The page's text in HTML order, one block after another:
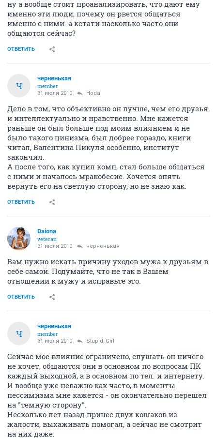
ну а вообще стоит проанализировать, что дают ему
именно эти люди, почему он рвется общаться
именно с ними. а кстати насколько часто они
общаются сейчас?
ОТВЕТИТЬ
Ч
черненькая
member
31 июля 2010 Hoda
Дело в том, что объективно он лучше, чем его друзья,
и интеллектуально и нравственно. Мне кажется
раньше он был больше под моим влиянием и не
было такого цинизма, был добрее гораздо, книги
читал, Валентина Пикуля особенно, институт
закончил.
А после того, как купил комп, стал больше общаться
с ними и началось мракобесие. Хочется опять
вернуть его на светлую сторону, но не знаю как.
ОТВЕТИТЬ
Daiona
veteran
31 июля 2010 черненькая
Вам нужно искать причину уходов мужа к друзьям в
себе самой. Подумайте, что не так в Вашем
отношении к мужу и исправьте это.
ОТВЕТИТЬ
Ч
черненькая
member
31 июля 2010 Stupid_Girl
Сейчас мое влияние ограничено, слушать он ничего
не хочет, общаются они в основном по вопросам ПК
каждый выходной, а в основном по тел. и интернету.
И вообще уже неважно как часто, в моменты
пессимизма мне кажется - он окончательно перешел
на "темную сторону".
Несколько лет назад принес двух кошаков из
жалости, выхаживать помогал, а сейчас не смотрит
на них даже.